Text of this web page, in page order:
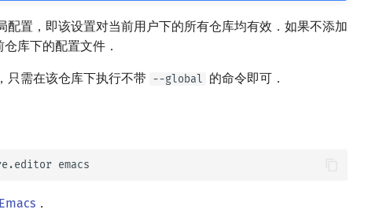
配置，即该设置对当前用户下的所有仓库均有效．如果不添加
库下的配置文件．
只需在该仓库下执行不带 --global 的命令即可．
Emacs ．